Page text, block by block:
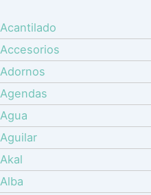
Acantilado
Accesorios
Adornos
Agendas
Agua
Aguilar
Akal
Alba